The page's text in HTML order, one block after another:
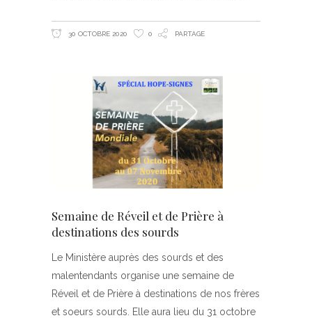
30 OCTOBRE 2020 0 PARTAGE
Semaine de Réveil et de Prière à
destinations des sourds
Le Ministère auprès des sourds et des
malentendants organise une semaine de
Réveil et de Prière à destinations de nos frères
et soeurs sourds. Elle aura lieu du 31 octobre